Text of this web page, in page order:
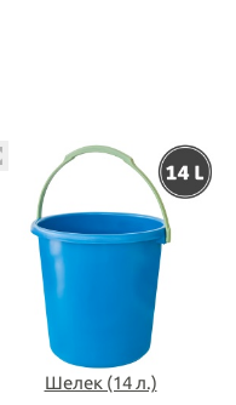
Шелек (14 л.)